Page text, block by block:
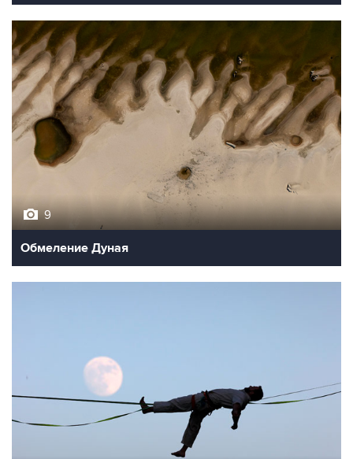
Обмеление Дуная